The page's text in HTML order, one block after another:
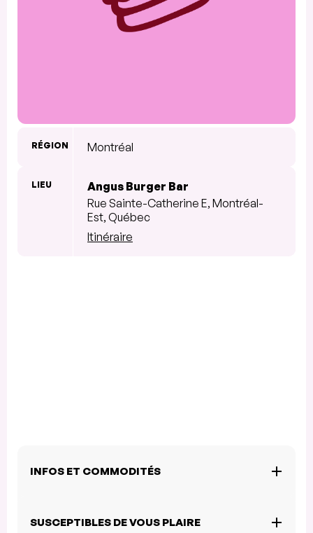
RÉGION Montréal
LIEU
Angus Burger Bar
Rue Sainte-Catherine E, Montréal-
Est, Québec
Itinéraire
INFOS ET COMMODITÉS
SUSCEPTIBLES DE VOUS PLAIRE